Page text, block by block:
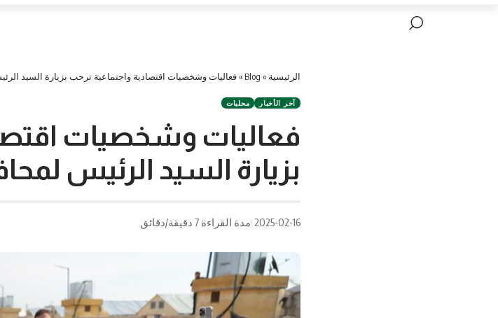
الرئيسية »
Blog
»فعاليات وشخصيات اقتصادية واجتماعية ترحب بزيارة السيد
آخر الأخبار محليات
فعاليات وشخصيات
بزيارة السيد الرئيس
2025-02-16 مدة القراءة 7 دقيقة/دقائق